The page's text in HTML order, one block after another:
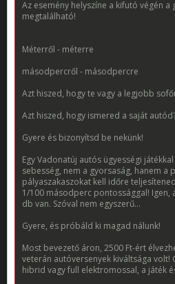
Az esemény helyszíne a kifutó végén
megtalálható!
Méterről - méterre
másodpercről - másodpercre
Azt hiszed, hogy te vagy a legjobb
Azt hiszed, hogy ismered a saját
Gyere és bizonyítsd be nekünk!
Egy Vadonatúj autós ügyességi
sebesség, nem a gyorsaság, hanem a
pályaszakaszokat kell időre
1/100 másodperc pontossággal!
db van. Szóval nem egyszerű...
Gyere, és próbáld ki magad nálunk!
Most bevezető áron, 2500 Ft-ért
veterán autóversenyek kiváltsága volt!
hibrid vagy full elektromossal, a játék